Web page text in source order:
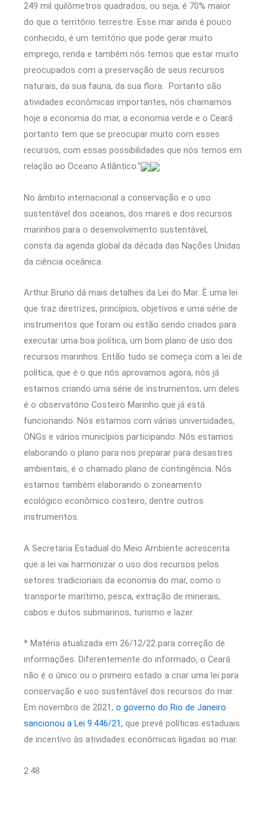
249 mil quilômetros quadrados, ou seja, é 70% maior
do que o território terrestre. Esse mar ainda é pouco
conhecido, é um território que pode gerar muito
emprego, renda e também nós temos que estar muito
preocupados com a preservação de seus recursos
naturais, da sua fauna, da sua flora. Portanto são
atividades econômicas importantes, nós chamamos
hoje a economia do mar, a economia verde e o Ceará
portanto tem que se preocupar muito com esses
recursos, com essas possibilidades que nós temos em
relação ao Oceano Atlântico.”
No âmbito internacional a conservação e o uso
sustentável dos oceanos, dos mares e dos recursos
marinhos para o desenvolvimento sustentável,
consta da agenda global da década das Nações Unidas
da ciência oceânica.
Arthur Bruno dá mais detalhes da Lei do Mar: È uma lei
que traz diretrizes, princípios, objetivos e uma série de
instrumentos que foram ou estão sendo criados para
executar uma boa política, um bom plano de uso dos
recursos marinhos. Então tudo se começa com a lei de
política, que é o que nós aprovamos agora, nós já
estamos criando uma série de instrumentos, um deles
é o observatório Costeiro Marinho que já está
funcionando. Nós estamos com várias universidades,
ONGs e vários municípios participando. Nós estamos
elaborando o plano para nos preparar para desastres
ambientais, é o chamado plano de contingência. Nós
estamos também elaborando o zoneamento
ecológico econômico costeiro, dentre outros
instrumentos.
A Secretaria Estadual do Meio Ambiente acrescenta
que a lei vai harmonizar o uso dos recursos pelos
setores tradicionais da economia do mar, como o
transporte marítimo, pesca, extração de minerais,
cabos e dutos submarinos, turismo e lazer.
* Matéria atualizada em 26/12/22 para correção de
informações. Diferentemente do informado, o Ceará
não é o único ou o primeiro estado a criar uma lei para
conservação e uso sustentável dos recursos do mar.
Em novembro de 2021, o governo do Rio de Janeiro
sancionou a Lei 9.446/21, que prevê políticas estaduais
de incentivo às atividades econômicas ligadas ao mar.
2:48